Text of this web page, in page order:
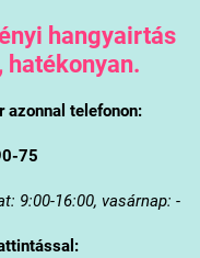
hangyairtás
hatékonyan.
azonnal telefonon:
75
9:00-16:00, vasárnap: -